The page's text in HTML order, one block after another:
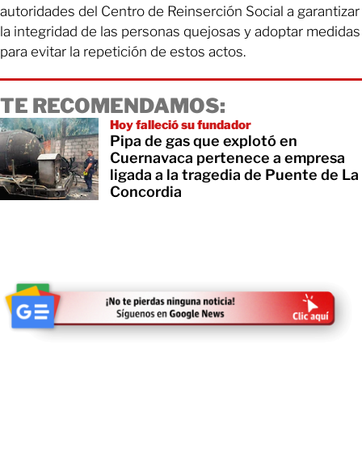
autoridades del Centro de Reinserción Social a garantizar
la integridad de las personas quejosas y adoptar medidas
para evitar la repetición de estos actos.
TE RECOMENDAMOS:
Hoy falleció su fundador
Pipa de gas que explotó en
Cuernavaca pertenece a empresa
ligada a la tragedia de Puente de La
Concordia